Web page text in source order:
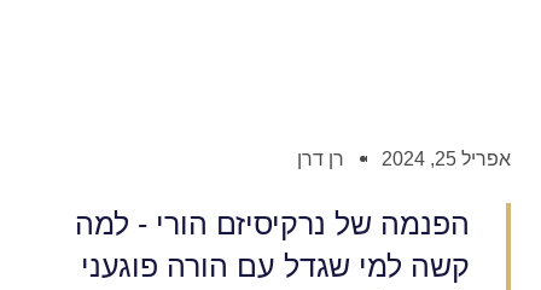
אפריל 25, 2024 רן דרן
הפנמה של נרקיסיזם הורי - למה
קשה למי שגדל עם הורה פוגעני